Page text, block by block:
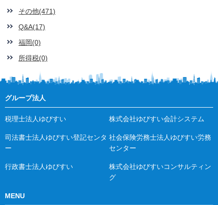
その他(471)
Q&A(17)
福岡(0)
所得税(0)
グループ法人
税理士法人ゆびすい 株式会社ゆびすい会計システム
司法書士法人ゆびすい登記センタ
ー
社会保険労務士法人ゆびすい労務
センター
行政書士法人ゆびすい
株式会社ゆびすいコンサルティン
グ
MENU